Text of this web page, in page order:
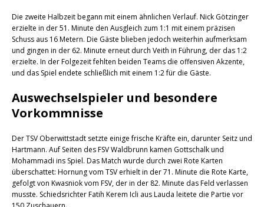
Die zweite Halbzeit begann mit einem ähnlichen Verlauf. Nick Götzinger
erzielte in der 51. Minute den Ausgleich zum 1:1 mit einem präzisen
Schuss aus 16 Metern. Die Gäste blieben jedoch weiterhin aufmerksam
und gingen in der 62. Minute erneut durch Veith in Führung, der das 1:2
erzielte. In der Folgezeit fehlten beiden Teams die offensiven Akzente,
und das Spiel endete schließlich mit einem 1:2 für die Gäste.
Auswechselspieler und besondere
Vorkommnisse
Der TSV Oberwittstadt setzte einige frische Kräfte ein, darunter Seitz und
Hartmann. Auf Seiten des FSV Waldbrunn kamen Gottschalk und
Mohammadi ins Spiel. Das Match wurde durch zwei Rote Karten
überschattet: Hornung vom TSV erhielt in der 71. Minute die Rote Karte,
gefolgt von Kwasniok vom FSV, der in der 82. Minute das Feld verlassen
musste. Schiedsrichter Fatih Kerem Icli aus Lauda leitete die Partie vor